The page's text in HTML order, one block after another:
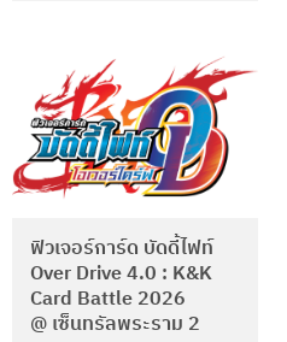
ฟิวเจอร์การ์ด บัดดี้ไฟท์
Over Drive 4.0 : K&K
Card Battle 2026
@ เซ็นทรัลพระราม 2